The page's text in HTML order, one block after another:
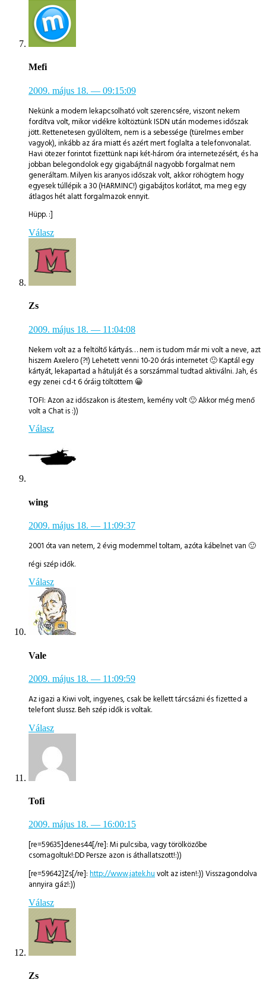
Mefi
2009. május 18. — 09:15:09
Nekünk a modem lekapcsolható volt szerencsére, viszont nekem
fordítva volt, mikor vidékre költöztünk ISDN után modemes időszak
jött. Rettenetesen gyűlöltem, nem is a sebessége (türelmes ember
vagyok), inkább az ára miatt és azért mert foglalta a telefonvonalat.
Havi ötezer forintot fizettünk napi két-három óra internetezésért, és ha
jobban belegondolok egy gigabájtnál nagyobb forgalmat nem
generáltam. Milyen kis aranyos időszak volt, akkor röhögtem hogy
egyesek túllépik a 30 (HARMINC!) gigabájtos korlátot, ma meg egy
átlagos hét alatt forgalmazok ennyit.
Hüpp. :]
Válasz
Zs
2009. május 18. — 11:04:08
Nekem volt az a feltöltő kártyás… nem is tudom már mi volt a neve, azt
hiszem Axelero (?!) Lehetett venni 10-20 órás internetet 🙂 Kaptál egy
kártyát, lekapartad a hátulját és a sorszámmal tudtad aktiválni. Jah, és
egy zenei cd-t 6 óráig töltöttem 😀
TOFI: Azon az időszakon is átestem, kemény volt 🙂 Akkor még menő
volt a Chat is :))
Válasz
wing
2009. május 18. — 11:09:37
2001 óta van netem, 2 évig modemmel toltam, azóta kábelnet van 🙂
régi szép idők.
Válasz
Vale
2009. május 18. — 11:09:59
Az igazi a Kiwi volt, ingyenes, csak be kellett tárcsázni és fizetted a
telefont slussz. Beh szép idők is voltak.
Válasz
Tofi
2009. május 18. — 16:00:15
[re=59635]denes44[/re]: Mi pulcsiba, vagy törölközőbe
csomagoltuk!:DD Persze azon is áthallatszott!:))
[re=59642]Zs[/re]: http://www.jatek.hu volt az isten!:)) Visszagondolva
annyira gáz!:))
Válasz
Zs